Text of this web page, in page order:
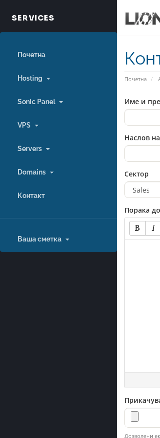
Почетна
Hosting
Sonic Panel
VPS
Servers
Domains
Контакт
Ваша сметка
Почетна
Име и
Наслов
Сектор
Порака
Дозволени